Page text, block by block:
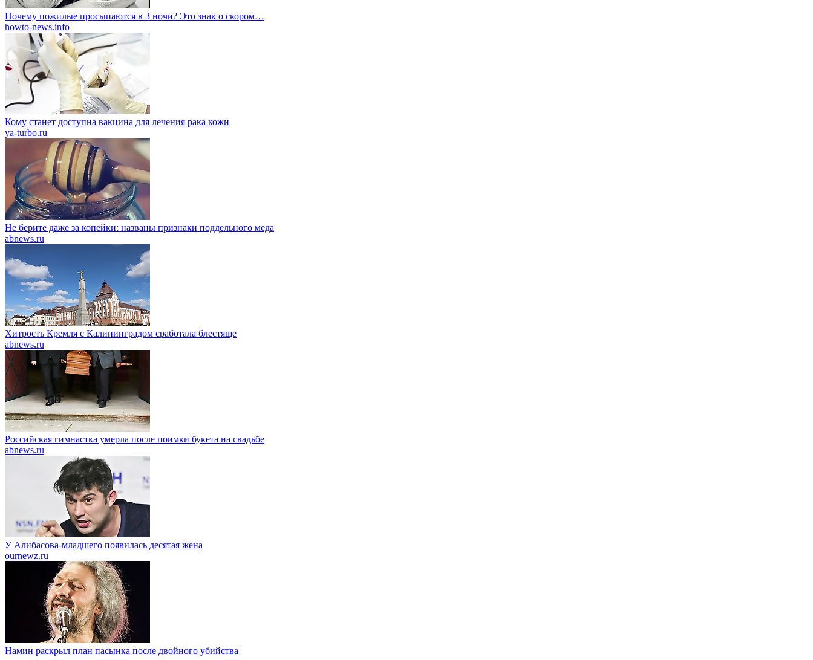
Почему пожилые просыпаются в 3 ночи? Это знак о скором…
howto-news.info
Кому станет доступна вакцина для лечения рака кожи
ya-turbo.ru
Не берите даже за копейки: названы признаки поддельного меда
abnews.ru
Хитрость Кремля с Калининградом сработала блестяще
abnews.ru
Российская гимнастка умерла после поимки букета на свадьбе
abnews.ru
У Алибасова-младшего появилась десятая жена
ournewz.ru
Намин раскрыл план пасынка после двойного убийства